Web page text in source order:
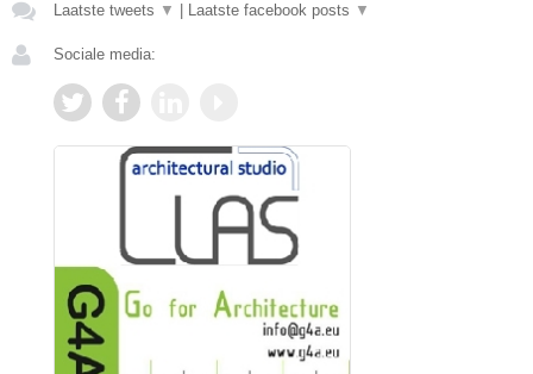
Laatste tweets ▼ Laatste facebook posts ▼
Sociale media: